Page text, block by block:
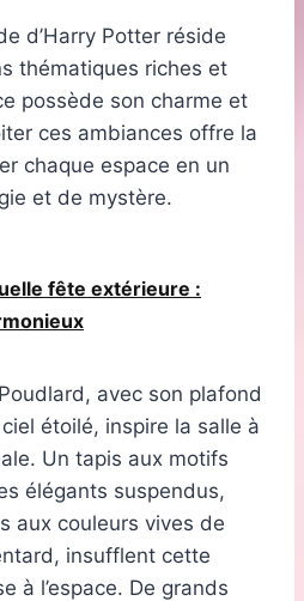
d’Harry Potter réside
thématiques riches et
possède son charme et
ces ambiances offre la
chaque espace en un
et de mystère.
fête extérieure :
avec son plafond
étoilé, inspire la salle à
Un tapis aux motifs
élégants suspendus,
aux couleurs vives de
insufflent cette
à l’espace. De grands